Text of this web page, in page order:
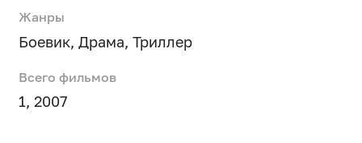
Жанры
Боевик, Драма, Триллер
Всего фильмов
1, 2007